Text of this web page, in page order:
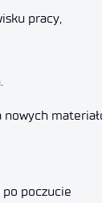
pracy,
poczucie